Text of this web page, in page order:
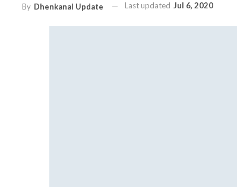
By Dhenkanal Update Last updated Jul 6, 2020